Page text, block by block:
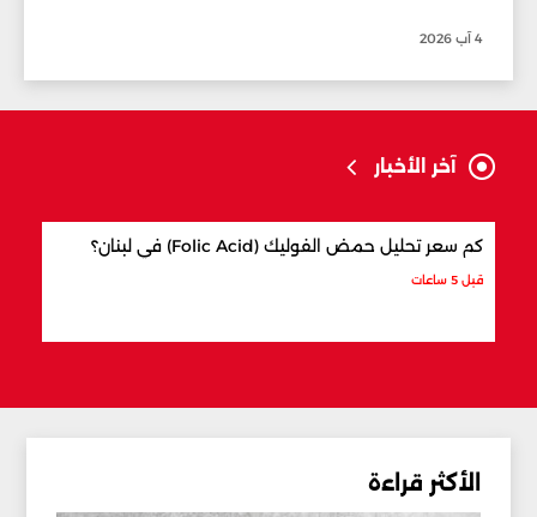
4 آب 2026
آخر الأخبار
كم سعر تحليل حمض الفوليك (Folic Acid) في لبنان؟
قبل 5 ساعات
الأكثر قراءة